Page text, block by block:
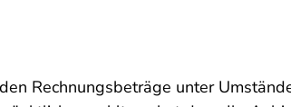
Rechnungsbeträge unter